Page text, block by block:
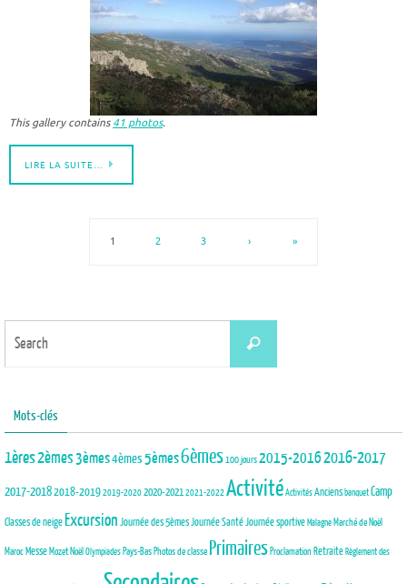
This gallery contains 41 photos.
LIRE LA SUITE…
1 2 3 › »
Search
Mots-clés
1ères2èmes3èmes4èmes5èmes6èmes100 jours2015-20162016-2017
2017-20182018-20192019-20202020-2021 2021-2022 ActivitéActivitésAnciens banquetCamp
Classes de neigeExcursion Journée des 5èmesJournée SantéJournée sportive Malagne Marché de Noël
Maroc Messe Mozet NoëlOlympiades Pays-Bas Photos de classe Primaires Proclamation Retraite Règlement des